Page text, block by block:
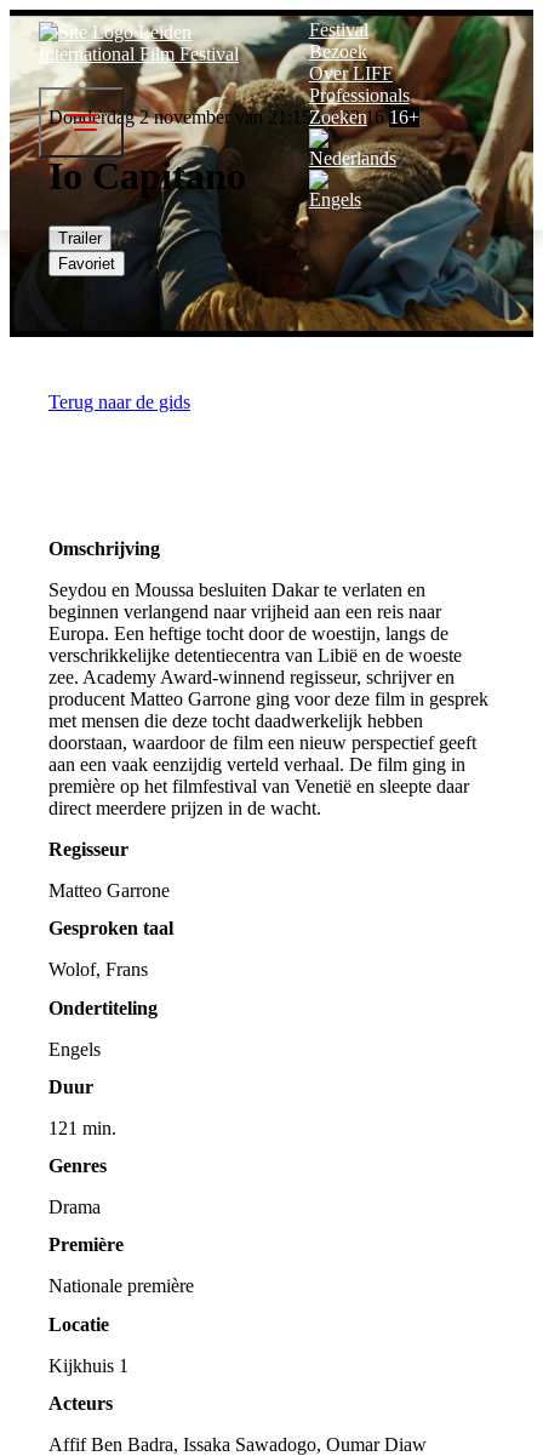
Festival
Bezoek
Over LIFF
Professionals
Zoeken
Donderdag 2 november van 21:15 tot 23:1616+
Io Capitano
Trailer
Favoriet
Terug naar de gids
Omschrijving
Seydou en Moussa besluiten Dakar te verlaten en
beginnen verlangend naar vrijheid aan een reis naar
Europa. Een heftige tocht door de woestijn, langs de
verschrikkelijke detentiecentra van Libië en de woeste
zee. Academy Award-winnend regisseur, schrijver en
producent Matteo Garrone ging voor deze film in gesprek
met mensen die deze tocht daadwerkelijk hebben
doorstaan, waardoor de film een nieuw perspectief geeft
aan een vaak eenzijdig verteld verhaal. De film ging in
première op het filmfestival van Venetië en sleepte daar
direct meerdere prijzen in de wacht.
Regisseur
Matteo Garrone
Gesproken taal
Wolof, Frans
Ondertiteling
Engels
Duur
121 min.
Genres
Drama
Première
Nationale première
Locatie
Kijkhuis 1
Acteurs
Affif Ben Badra, Issaka Sawadogo, Oumar Diaw